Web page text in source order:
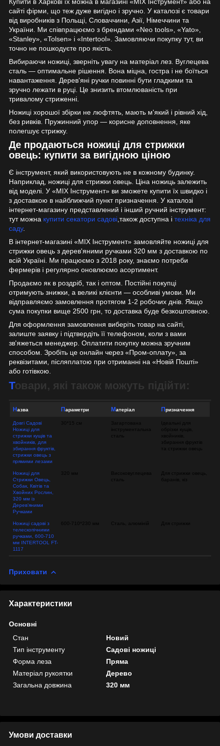
сайті фірми, що теж дуже вигідно і зручно. У каталозі є товари
від виробників з Польщі, Словаччини, Азії, Німеччини та
України. Ми співпрацюємо з брендами «Neo tools», «Yato»,
«Stanley», «Tolsen» і «Intertool». Замовляючи покупку тут, ви
точно не пошкодуєте про якість.
Вибираючи ножиці, зверніть увагу на матеріал лез. Вуглецева
сталь — оптимальне рішення. Вона міцна, гостра і не боїться
навантаження. Дерев'яні ручки повинні бути гладкими та
зручно лежати в руці. Це знизить втомлюваність при
тривалому стриженні.
Ножиці хорошої збірки не люфтять, мають м'який і рівний хід,
без ривків. Пружинний упор — корисне доповнення, яке
полегшує стрижку.
Де продаються ножиці для стрижки
овець: купити за вигідною ціною
Є інструмент, який використовують не в кожному будинку.
Наприклад, ножиці для стрижки овець. Ціна ножиць залежить
від моделі. У «MIX Інструмент» ви зможете купити їх швидко і
з доставкою в найближчий пункт призначення. У каталозі
інтернет-магазину представлений і інший ручний інструмент:
тут можна купити секатори садові,також доступна і техніка для
саду.
В інтернет-магазині «MIX Інструмент» замовляйте ножиці для
стрижки овець з дерев'яними ручками 320 мм з доставкою по
всій Україні. Ми працюємо з 2018 року, знаємо потреби
фермерів і регулярно оновлюємо асортимент.
Продаємо як в роздріб, так і оптом. Постійні покупці
отримують знижки, а великі клієнти — особливі умови. Ми
відправляємо замовлення протягом 1-2 робочих днів. Якщо
сума покупки вище 2500 грн, то доставка буде безкоштовною.
Для оформлення замовлення виберіть товар на сайті,
залиште заявку і підтвердіть її телефоном, коли з вами
зв'яжеться менеджер. Оплатити покупку можна зручним
способом. Зробіть це онлайн через «Пром-оплату», за
реквізитами, післяплатою при отриманні на «Новій Пошті»
або готівкою.
Товари, які також можуть підійти:
Назва Параметри Матеріал Призначення
Довгі Садові
Ножиці для
стрижки кущів та
хвойників, для
збирання фруктів,
стрижки овець з
прямими лезами
30*15 см
Загартована
інструментальна
сталь
Ідеальні для
обрізки кущів,
хвойників,
збирання фруктів
та стрижки овець
Ножиці для
Стрижки Овець,
Собак, Квітів та
Хвойних Рослин,
320 мм із
Дерев’яними
Ручками
320 мм
Високовуглецева
сталь
Для стрижки овець,
баранів, кіз
Ножиці садові з
телескопічними
ручками, 600-710
мм INTERTOOL FT-
1117
600-710*230 мм Сталь, алюміній Для стрижки
Приховати
Характеристики
Основні
Стан
Новий
Тип інструменту
Садові ножиці
Форма леза
Пряма
Матеріал рукоятки
Дерево
Загальна довжина
320 мм
Умови доставки